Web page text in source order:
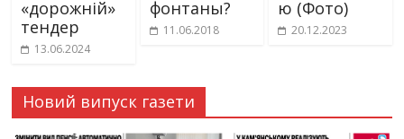
«дорожній»
тендер
13.06.2024
фонтаны?
11.06.2018
ю (Фото)
20.12.2023
Новий випуск газети